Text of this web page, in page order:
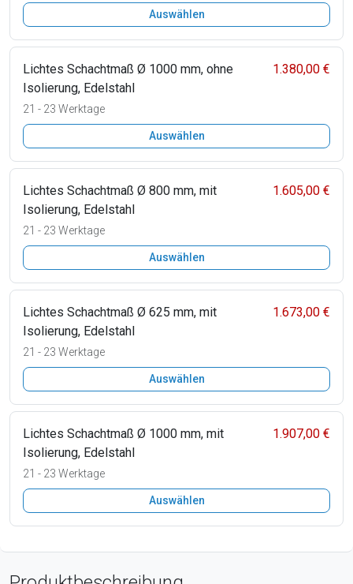
Auswählen
Lichtes Schachtmaß Ø 1000 mm, ohne
Isolierung, Edelstahl
1.380,00 €
21 - 23 Werktage
Auswählen
Lichtes Schachtmaß Ø 800 mm, mit
Isolierung, Edelstahl
1.605,00 €
21 - 23 Werktage
Auswählen
Lichtes Schachtmaß Ø 625 mm, mit
Isolierung, Edelstahl
1.673,00 €
21 - 23 Werktage
Auswählen
Lichtes Schachtmaß Ø 1000 mm, mit
Isolierung, Edelstahl
1.907,00 €
21 - 23 Werktage
Auswählen